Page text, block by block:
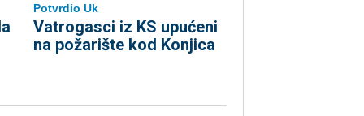
Potvrdio Uk
Vatrogasci iz KS upućeni
na požarište kod Konjica